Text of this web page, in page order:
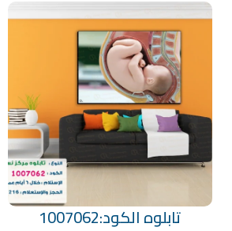
تحديد أحد الخيارات
تابلوه الكود:1007062